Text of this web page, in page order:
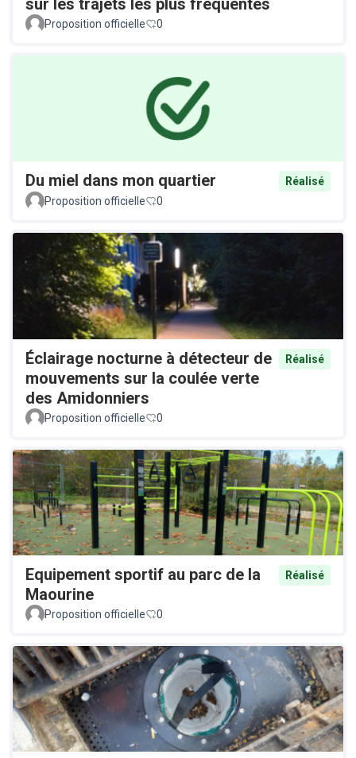
sur les trajets les plus fréquentés
Proposition officielle 0
Du miel dans mon quartier
Réalisé
Proposition officielle
0
Éclairage nocturne à détecteur de
mouvements sur la coulée verte
des Amidonniers
Réalisé
Proposition officielle 0
Equipement sportif au parc de la
Maourine
Réalisé
Proposition officielle 0